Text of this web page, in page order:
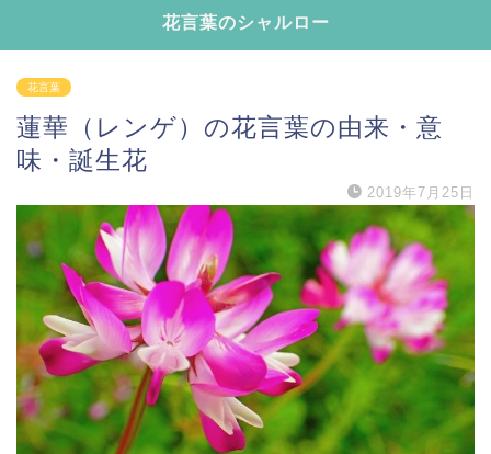
花言葉のシャルロー
花言葉
蓮華（レンゲ）の花言葉の由来・意
味・誕生花
2019年7月25日